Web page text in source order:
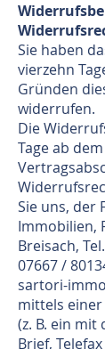
Sie haben
vierzehn
Gründen
widerrufen.
Die
Tage ab
Sie uns, der
Immobilien,
Breisach,
07667 /
sartori-
mittels
(z. B. ein
Brief,